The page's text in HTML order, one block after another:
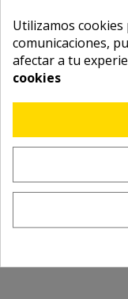
Utilizamos
comunicaciones,
afectar a tu
cookies